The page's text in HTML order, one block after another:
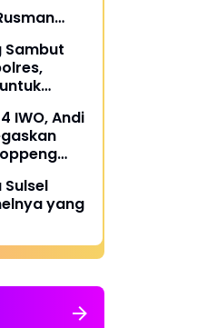
Sambut
IWO, Andi
Sulsel
yang